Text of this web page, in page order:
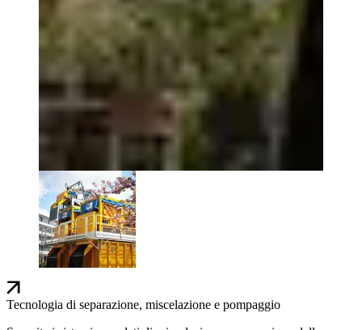
Tecnologia di separazione, miscelazione e pompaggio